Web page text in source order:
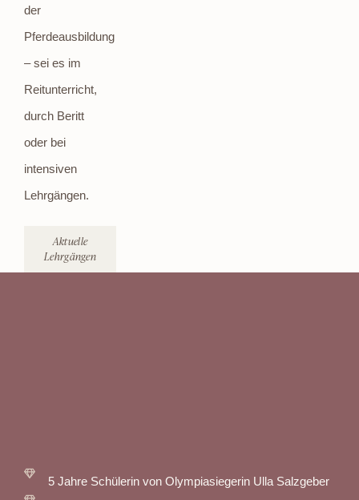
der
Pferdeausbildung
– sei es im
Reitunterricht,
durch Beritt
oder bei
intensiven
Lehrgängen.
Aktuelle
Lehrgängen
5 Jahre Schülerin von Olympiasiegerin Ulla Salzgeber